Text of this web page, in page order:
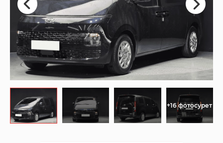
+16 фотосурет